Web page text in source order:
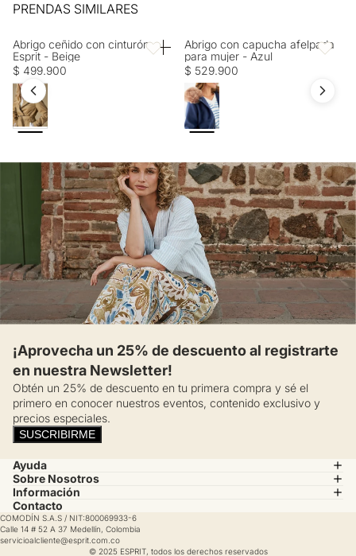
PRENDAS SIMILARES
Favoritos
Abrigo ceñido con cinturón
Esprit - Beige
$ 499.900
Abrigo con capucha afelpada
para mujer - Azul
$ 529.900
¡Aprovecha un 25% de descuento al registrarte
en nuestra Newsletter!
Obtén un 25% de descuento en tu primera compra y sé el
primero en conocer nuestros eventos, contenido exclusivo y
precios especiales.
SUSCRIBIRME
Ayuda
Sobre Nosotros
Información
Contacto
COMODÍN S.A.S / NIT:800069933-6
Calle 14 # 52 A 37 Medellín, Colombia
servicioalcliente@esprit.com.co
© 2025 ESPRIT, todos los derechos reservados